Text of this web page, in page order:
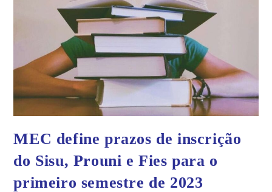
MEC define prazos de inscrição
do Sisu, Prouni e Fies para o
primeiro semestre de 2023